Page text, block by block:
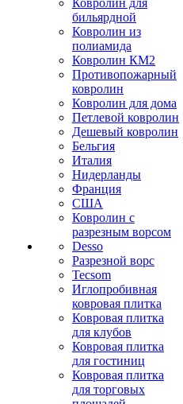
Ковролин для
бильярдной
Ковролин из
полиамида
Ковролин КМ2
Противопожарный
ковролин
Ковролин для дома
Петлевой ковролин
Дешевый ковролин
Бельгия
Италия
Нидерланды
Франция
США
Ковролин с
разрезным ворсом
Desso
Разрезной ворс
Tecsom
Иглопробивная
ковровая плитка
Ковровая плитка
для клубов
Ковровая плитка
для гостиниц
Ковровая плитка
для торговых